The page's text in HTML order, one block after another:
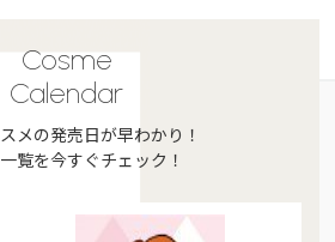
Cosme
Calendar
メの発売日が早わかり！
覧を今すぐチェック！